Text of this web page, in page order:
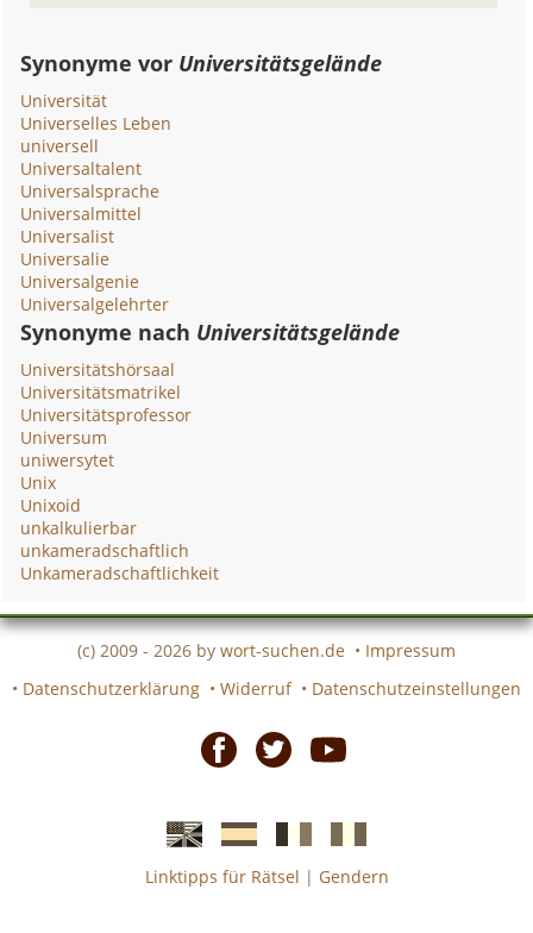
Synonyme vor Universitätsgelände
Universität
Universelles Leben
universell
Universaltalent
Universalsprache
Universalmittel
Universalist
Universalie
Universalgenie
Universalgelehrter
Synonyme nach Universitätsgelände
Universitätshörsaal
Universitätsmatrikel
Universitätsprofessor
Universum
uniwersytet
Unix
Unixoid
unkalkulierbar
unkameradschaftlich
Unkameradschaftlichkeit
(c) 2009 - 2026 by wort-suchen.de • Impressum
• Datenschutzerklärung • Widerruf • Datenschutzeinstellungen
EnglischeSpanischefranzösicheitalienische
Linktipps für Rätsel | Gendern